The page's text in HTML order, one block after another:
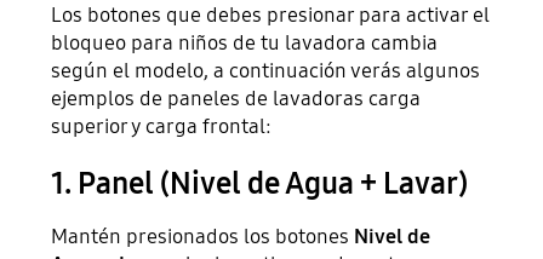
Los botones que debes presionar para activar el
bloqueo para niños de tu lavadora cambia
según el modelo, a continuación verás algunos
ejemplos de paneles de lavadoras carga
superior y carga frontal:
1. Panel (Nivel de Agua + Lavar)
Mantén presionados los botones Nivel de